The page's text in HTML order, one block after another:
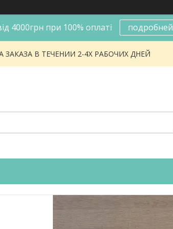
4000грн при 100% оплаті подробней
ЗАКАЗА В ТЕЧЕНИИ 2-4Х РАБОЧИХ ДНЕЙ